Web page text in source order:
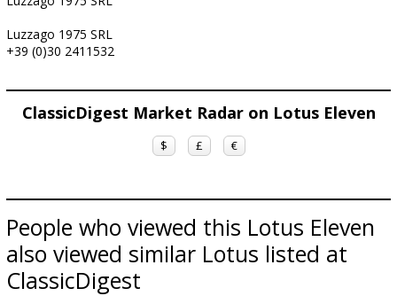
Luzzago 1975 SRL
+39 (0)30 2411532
ClassicDigest Market Radar on Lotus Eleven
$ £ €
People who viewed this Lotus Eleven
also viewed similar Lotus listed at
ClassicDigest